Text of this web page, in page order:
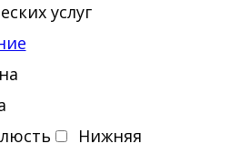
услуг
Нижняя